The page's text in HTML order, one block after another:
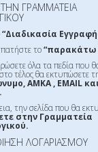
ΓΡΑΜΜΑΤΕΙΑ
“Διαδικασία
το“παρακάτω
όλα τα πεδία που
τέλος θα εκτυπώσετε
ΑΜΚΑ , EMAIL
την σελίδα που θα
στην Γραμματεία
ΛΟΓΑΡΙΑΣΜΟΥ